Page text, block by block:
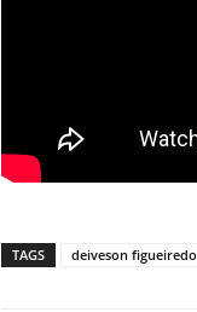
TAGS deiveson figueiredo